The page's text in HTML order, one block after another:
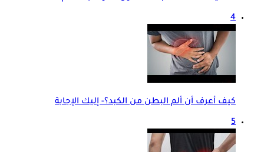
4
كيف أعرف أن ألم البطن من الكبد؟- إليك الإجابة
5